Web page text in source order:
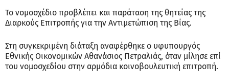
Το νομοσχέδιο προβλέπει και παράταση της θητείας της
Διαρκούς Επιτροπής για την Αντιμετώπιση της Βίας.
Στη συγκεκριμένη διάταξη αναφέρθηκε ο υφυπουργός
Εθνικής Οικονομικών Αθανάσιος Πετραλιάς, όταν μίλησε επί
του νομοσχεδίου στην αρμόδια κοινοβουλευτική επιτροπή.